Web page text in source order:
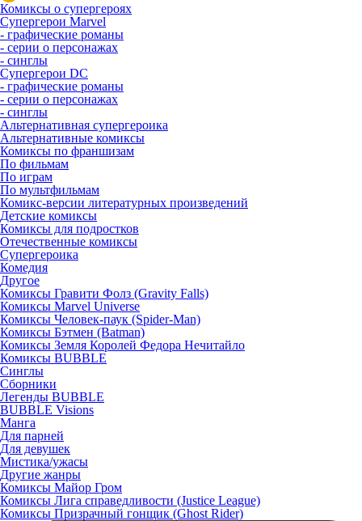
Комиксы о супергероях
Супергерои Marvel
- графические романы
- серии о персонажах
- синглы
Супергерои DC
- графические романы
- серии о персонажах
- синглы
Альтернативная супергероика
Альтернативные комиксы
Комиксы по франшизам
По фильмам
По играм
По мультфильмам
Комикс-версии литературных произведений
Детские комиксы
Комиксы для подростков
Отечественные комиксы
Супергероика
Комедия
Другое
Комиксы Гравити Фолз (Gravity Falls)
Комиксы Marvel Universe
Комиксы Человек-паук (Spider-Man)
Комиксы Бэтмен (Batman)
Комиксы Земля Королей Федора Нечитайло
Комиксы BUBBLE
Синглы
Сборники
Легенды BUBBLE
BUBBLE Visions
Манга
Для парней
Для девушек
Мистика/ужасы
Другие жанры
Комиксы Майор Гром
Комиксы Лига справедливости (Justice League)
Комиксы Призрачный гонщик (Ghost Rider)